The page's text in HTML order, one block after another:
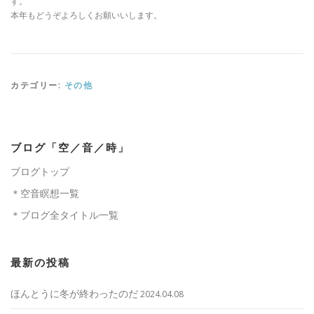
本年もどうぞよろしくお願いいします。
カテゴリー: その他
ブログ「空／音／時」
ブログトップ
＊空音瞑想一覧
＊ブログ全タイトル一覧
最新の投稿
ほんとうに冬が終わったのだ2024.04.08